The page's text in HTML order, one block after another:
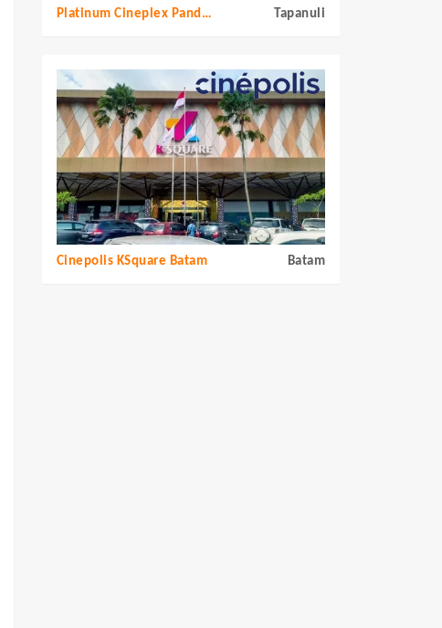
Platinum Cineplex Pandan Tapanuli Tengah Tapanuli
Cinepolis KSquare Batam Batam